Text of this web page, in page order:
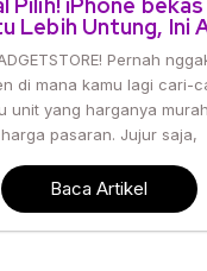
Pilih! iPhone
Lebih Untung, Ini
Pernah
di mana kamu lagi cari-
unit yang harganya
pasaran. Jujur saja,
Baca Artikel